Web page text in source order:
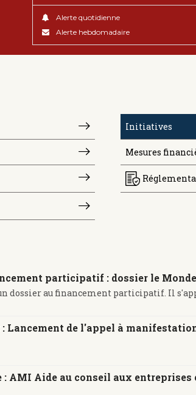
Alerte quotidienne
Alerte hebdomadaire
Initiatives
Mesures
participatif : dossier le
dossier au financement participatif. Il
: Lancement de l'appel à
: AMI Aide au conseil aux entreprises